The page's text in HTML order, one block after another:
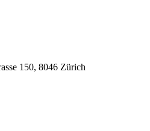
150, 8046 Zürich